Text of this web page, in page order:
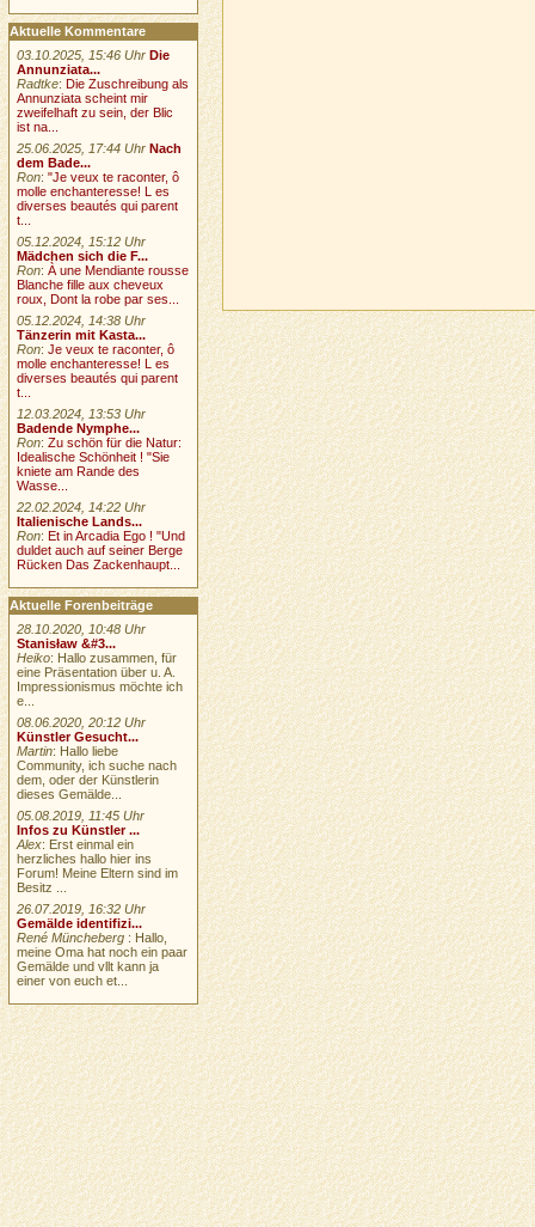
Aktuelle Kommentare
03.10.2025, 15:46 Uhr Die
Annunziata...
Radtke: Die Zuschreibung als
Annunziata scheint mir
zweifelhaft zu sein, der Blic
ist na...
25.06.2025, 17:44 Uhr Nach
dem Bade...
Ron:"Je veux te raconter, ô
molle enchanteresse! L es
diverses beautés qui parent
t...
05.12.2024, 15:12 Uhr
Mädchen sich die F...
Ron:À une Mendiante rousse
Blanche fille aux cheveux
roux, Dont la robe par ses...
05.12.2024, 14:38 Uhr
Tänzerin mit Kasta...
Ron:Je veux te raconter, ô
molle enchanteresse! L es
diverses beautés qui parent
t...
12.03.2024, 13:53 Uhr
Badende Nymphe...
Ron:Zu schön für die Natur:
Idealische Schönheit ! "Sie
kniete am Rande des
Wasse...
22.02.2024, 14:22 Uhr
Italienische Lands...
Ron:Et in Arcadia Ego ! "Und
duldet auch auf seiner Berge
Rücken Das Zackenhaupt...
Aktuelle Forenbeiträge
28.10.2020, 10:48 Uhr
Stanisław &#3...
Heiko: Hallo zusammen, für
eine Präsentation über u. A.
Impressionismus möchte ich
e...
08.06.2020, 20:12 Uhr
Künstler Gesucht...
Martin: Hallo liebe
Community, ich suche nach
dem, oder der Künstlerin
dieses Gemälde...
05.08.2019, 11:45 Uhr
Infos zu Künstler ...
Alex: Erst einmal ein
herzliches hallo hier ins
Forum! Meine Eltern sind im
Besitz ...
26.07.2019, 16:32 Uhr
Gemälde identifizi...
René Müncheberg : Hallo,
meine Oma hat noch ein paar
Gemälde und vllt kann ja
einer von euch et...